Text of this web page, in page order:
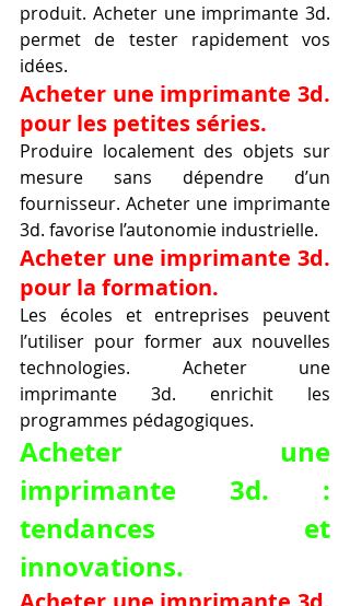
produit. Acheter une imprimante 3d.
permet de tester rapidement vos
idées.
Acheter une imprimante 3d.
pour les petites séries.
Produire localement des objets sur
mesure sans dépendre d’un
fournisseur. Acheter une imprimante
3d. favorise l’autonomie industrielle.
Acheter une imprimante 3d.
pour la formation.
Les écoles et entreprises peuvent
l’utiliser pour former aux nouvelles
technologies. Acheter une
imprimante 3d. enrichit les
programmes pédagogiques.
Acheter une
imprimante 3d. :
tendances et
innovations.